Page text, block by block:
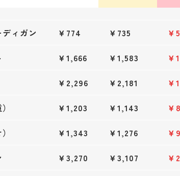
ィガン ￥774 ￥735 ￥
￥1,666 ￥1,583 ￥
￥2,296 ￥2,181 ￥
￥1,203 ￥1,143 ￥
￥1,343 ￥1,276 ￥
￥3,270 ￥3,107 ￥